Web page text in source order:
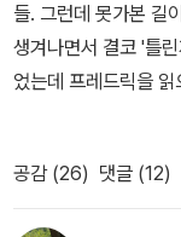
들. 그런데 못가본 길
생겨나면서 결코 '틀
었는데 프레드릭을
레드릭은 베짱이였
친구들은 이렇게 묻
드릭이 대답했다. ' 나
공감 (26) 댓글 (12)